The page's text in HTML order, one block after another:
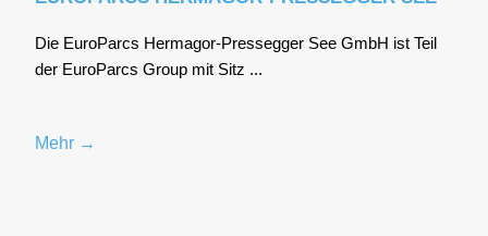
Die Euro­P­arcs Her­ma­gor-Pres­se­g­ger See GmbH ist Teil
der Euro­P­arcs Group mit Sitz ...
Mehr →